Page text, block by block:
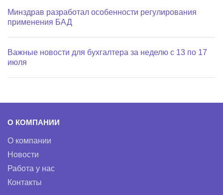
Минздрав разработал особенности регулирования
применения БАД
Важные новости для бухгалтера за неделю с 13 по 17
июля
О КОМПАНИИ
О компании
Новости
Работа у нас
Контакты